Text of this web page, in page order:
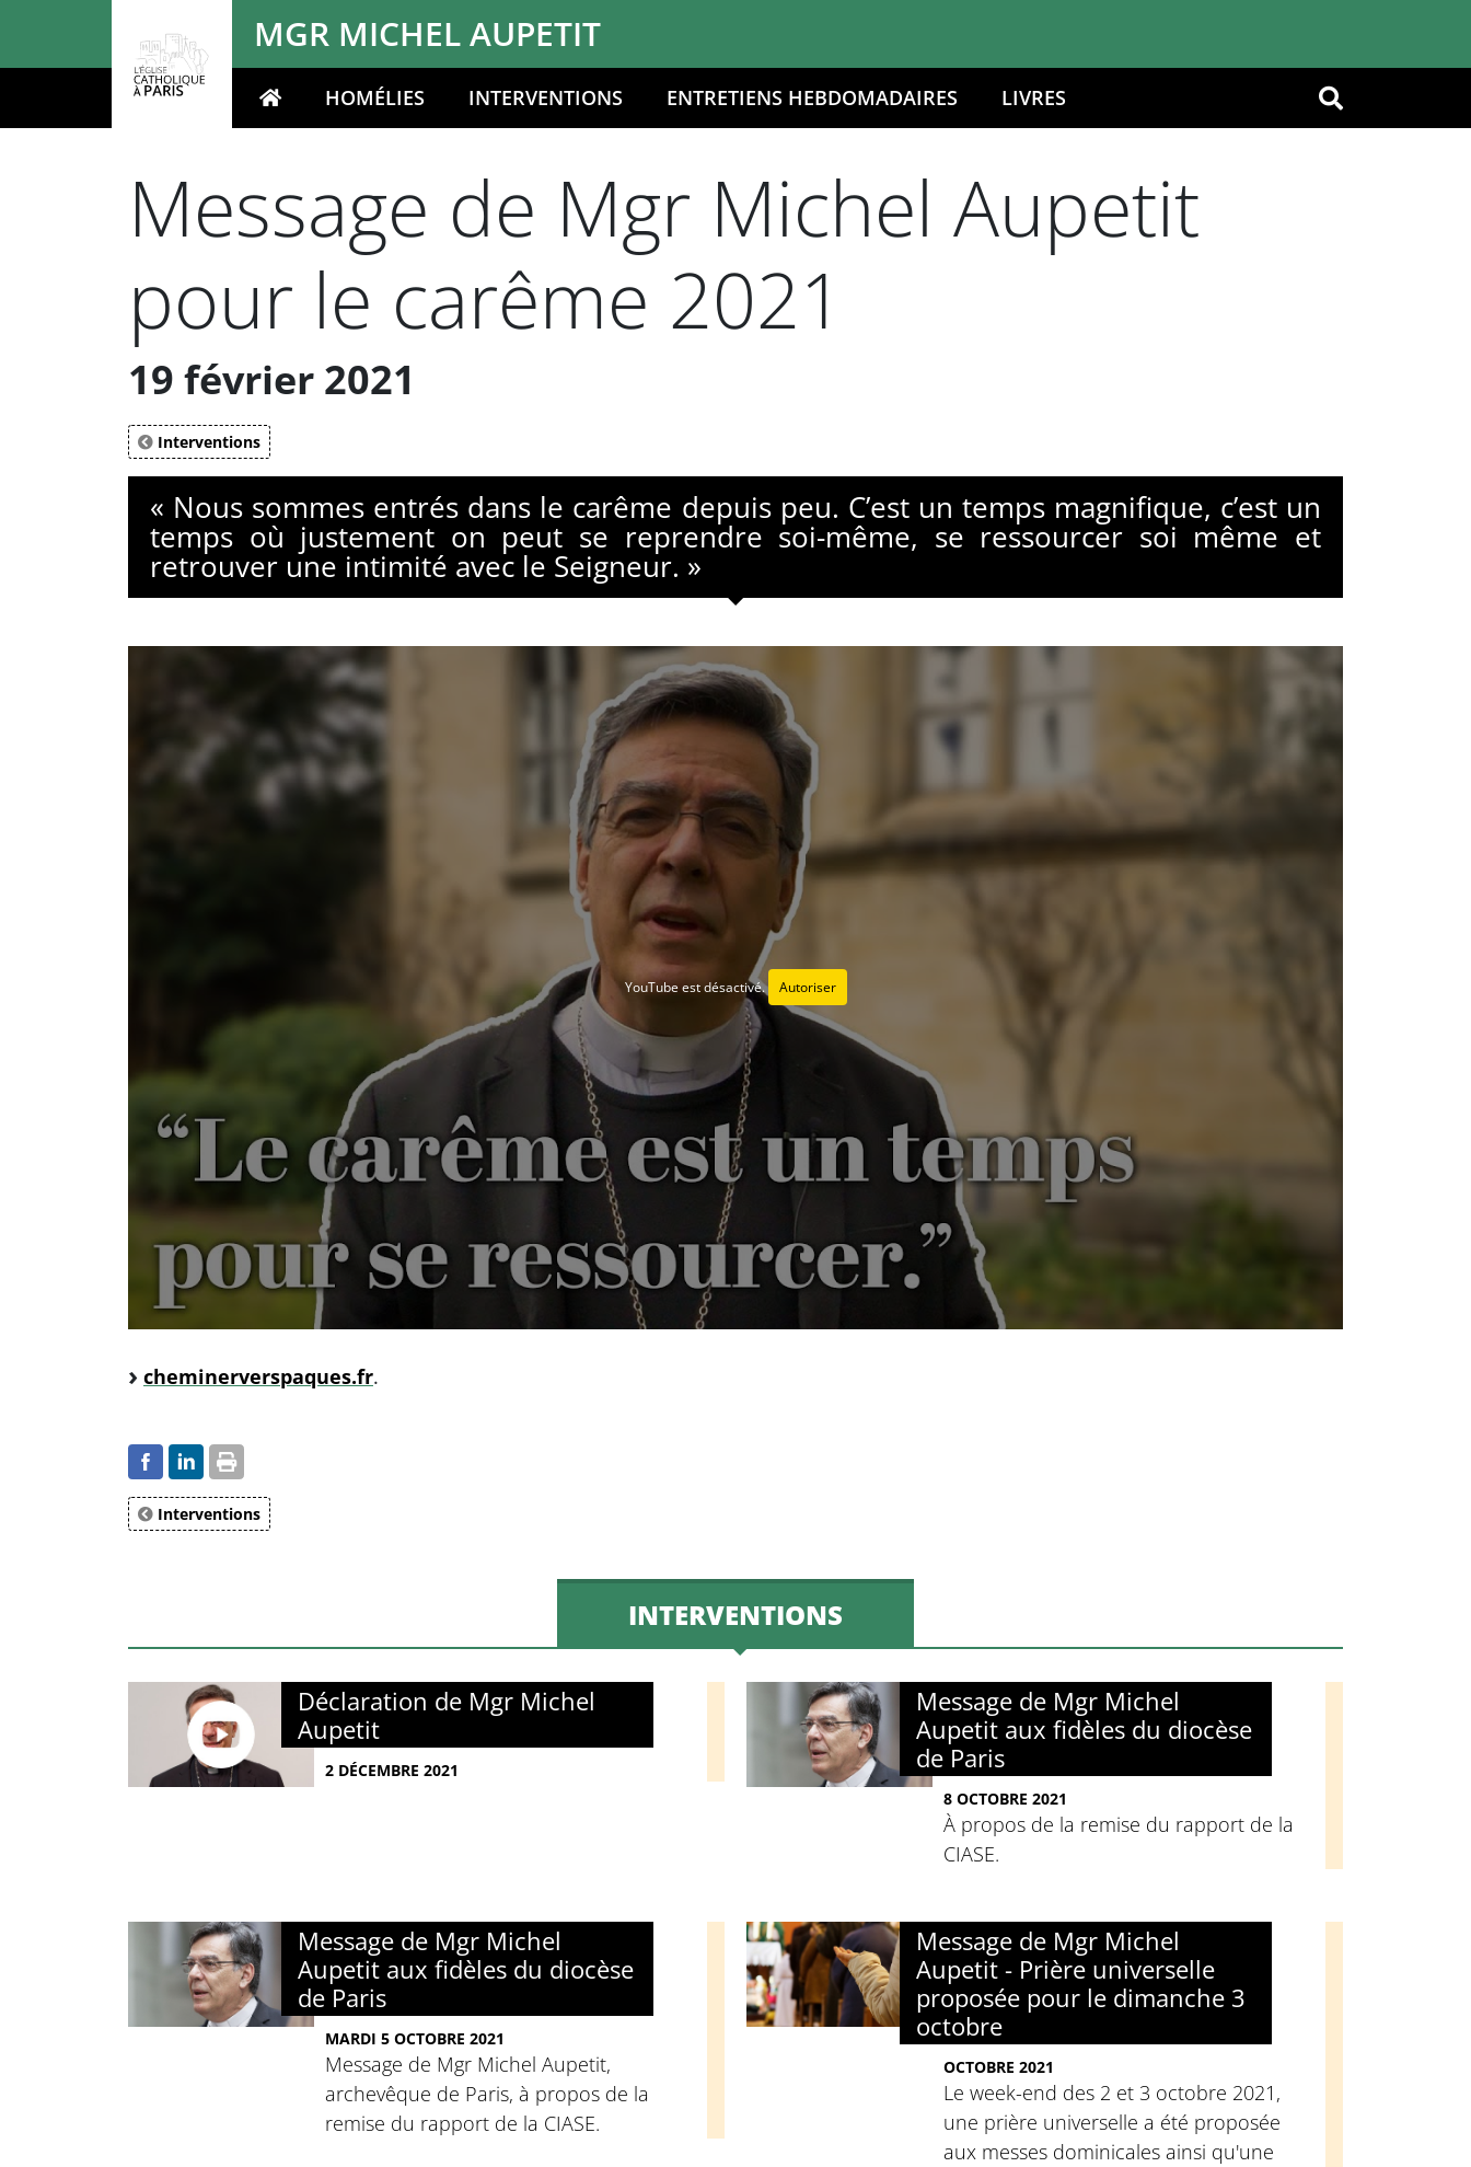
MGR MICHEL AUPETIT
Votre recherche OK
HOMÉLIES INTERVENTIONS ENTRETIENS HEBDOMADAIRES LIVRES
Message de Mgr Michel Aupetit
pour le carême 2021
19 février 2021
Interventions
« Nous sommes entrés dans le carême depuis peu. C’est un temps magnifique, c’est un
temps où justement on peut se reprendre soi-même, se ressourcer soi même et
retrouver une intimité avec le Seigneur. »
YouTube est désactivé. Autoriser
cheminerverspaques.fr.
Interventions
INTERVENTIONS
Déclaration de Mgr Michel
Aupetit
2 DÉCEMBRE 2021
Message de Mgr Michel
Aupetit aux fidèles du diocèse
de Paris
8 OCTOBRE 2021
À propos de la remise du rapport de la
CIASE.
Message de Mgr Michel
Aupetit aux fidèles du diocèse
de Paris
MARDI 5 OCTOBRE 2021
Message de Mgr Michel Aupetit,
archevêque de Paris, à propos de la
remise du rapport de la CIASE.
Message de Mgr Michel
Aupetit - Prière universelle
proposée pour le dimanche 3
octobre
OCTOBRE 2021
Le week-end des 2 et 3 octobre 2021,
une prière universelle a été proposée
aux messes dominicales ainsi qu'une